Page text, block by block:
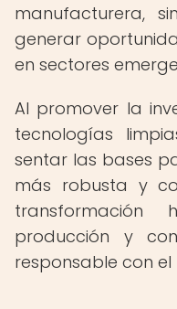
manufacturera,
generar
en sectores
Al promover la
tecnologías
sentar las bases
más robusta y
producción y
responsable con